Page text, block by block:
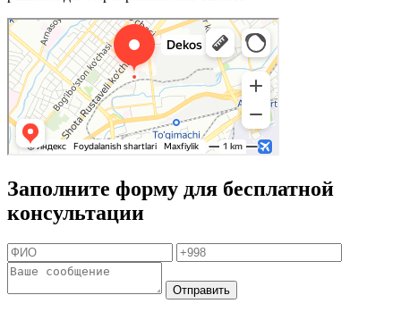
Заполните форму для бесплатной
консультации
Отправить